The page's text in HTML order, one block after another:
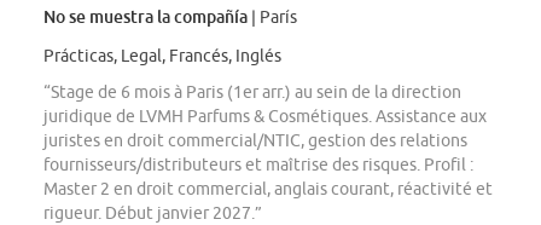
No se muestra la compañía | París
Prácticas, Legal, Francés, Inglés
“Stage de 6 mois à Paris (1er arr.) au sein de la direction
juridique de LVMH Parfums & Cosmétiques. Assistance aux
juristes en droit commercial/NTIC, gestion des relations
fournisseurs/distributeurs et maîtrise des risques. Profil :
Master 2 en droit commercial, anglais courant, réactivité et
rigueur. Début janvier 2027.”